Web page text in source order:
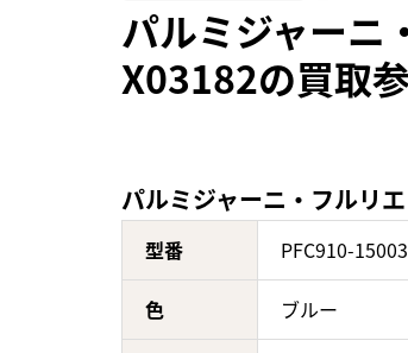
パルミジャーニ
X03182の買取
パルミジャーニ・フルリ
型番 PFC910-
色 ブルー